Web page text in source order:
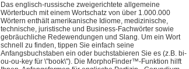
Das englisch-russische zweigerichtete allgemeine
Wörterbuch mit einem Wortschatz von über 1.000.000
Wörtern enthält amerikanische Idiome, medizinische,
technische, juristische und Business-Fachwörter sowie
gebräuchliche Redewendungen und Slang. Um ein Wort
schnell zu finden, tippen Sie einfach seine
Anfangsbuchstaben ein oder buchstabieren Sie es (z.B. bi-
ou-ou-key für \"book\"). Die MorphoFinder™-Funktion hilft